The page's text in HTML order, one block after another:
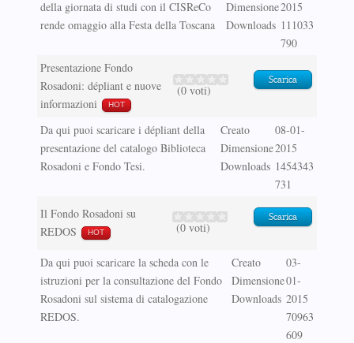
della giornata di studi con il CISReCo
rende omaggio alla Festa della Toscana
Dimensione
Downloads
2015
111033
790
Presentazione Fondo
Rosadoni: dépliant e nuove
informazioni
HOT
(0 voti)
Scarica
Da qui puoi scaricare i dépliant della
presentazione del catalogo Biblioteca
Rosadoni e Fondo Tesi.
Creato
Dimensione
Downloads
08-01-
2015
1454343
731
Il Fondo Rosadoni su
REDOS
HOT (0 voti)
Scarica
Da qui puoi scaricare la scheda con le
istruzioni per la consultazione del Fondo
Rosadoni sul sistema di catalogazione
REDOS.
Creato
Dimensione
Downloads
03-
01-
2015
70963
609